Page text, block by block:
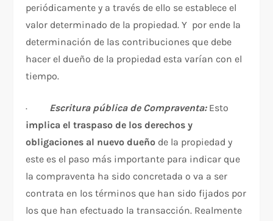
periódicamente y a través de ello se establece el
valor determinado de la propiedad. Y por ende la
determinación de las contribuciones que debe
hacer el dueño de la propiedad esta varían con el
tiempo.
· Escritura pública de Compraventa:Esto
implica el traspaso de los derechos y
obligaciones al nuevo dueño de la propiedad y
este es el paso más importante para indicar que
la compraventa ha sido concretada o va a ser
contrata en los términos que han sido fijados por
los que han efectuado la transacción. Realmente